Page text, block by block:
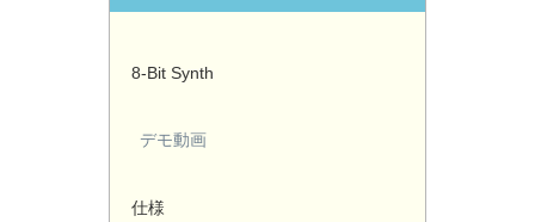
8-Bit Synth
デモ動画
仕様